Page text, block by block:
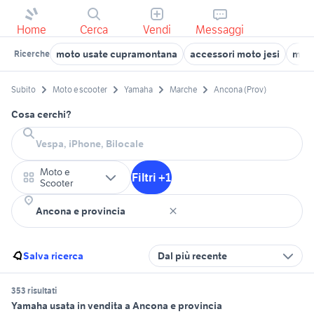
Home Cerca Vendi Messaggi
Ricerche moto usate cupramontana accessori moto jesi
Subito Moto e scooter Yamaha Marche Ancona (Prov)
Cosa cerchi?
Moto e
Scooter
Filtri +1
Salva ricerca Dal più recente
353 risultati
Yamaha usata in vendita a Ancona e provincia